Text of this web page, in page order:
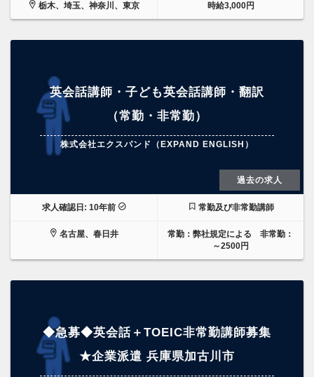
栃木、埼玉、神奈川、東京 時給3,000円
英会話講師・子ども英会話講師・翻訳
（常勤・非常勤）
株式会社エクスパンド（EXPAND ENGLISH）
過去の求人
求人確認日: 10年前 常勤及び非常勤講師
名古屋、春日井
常勤：弊社規定による 非常勤：
～2500円
◆急募◆英会話＋TOEIC非常勤講師募集
★企業派遣 兵庫県加古川市